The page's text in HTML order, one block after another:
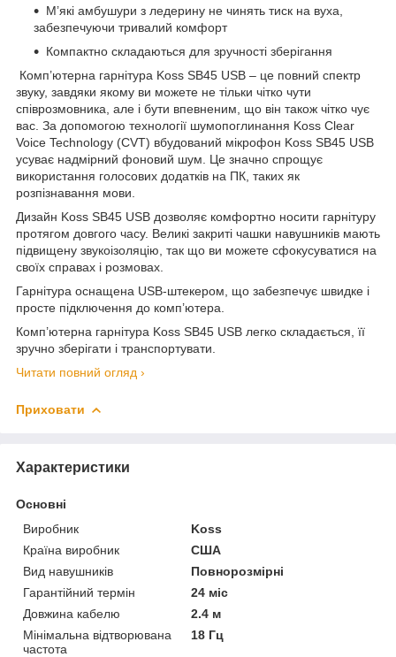
М’які амбушури з ледерину не чинять тиск на вуха,
забезпечуючи тривалий комфорт
Компактно складаються для зручності зберігання
Комп’ютерна гарнітура Koss SB45 USB – це повний спектр
звуку, завдяки якому ви можете не тільки чітко чути
співрозмовника, але і бути впевненим, що він також чітко чує
вас. За допомогою технології шумопоглинання Koss Clear
Voice Technology (CVT) вбудований мікрофон Koss SB45 USB
усуває надмірний фоновий шум. Це значно спрощує
використання голосових додатків на ПК, таких як
розпізнавання мови.
Дизайн Koss SB45 USB дозволяє комфортно носити гарнітуру
протягом довгого часу. Великі закриті чашки навушників мають
підвищену звукоізоляцію, так що ви можете сфокусуватися на
своїх справах і розмовах.
Гарнітура оснащена USB-штекером, що забезпечує швидке і
просте підключення до комп’ютера.
Комп’ютерна гарнітура Koss SB45 USB легко складається, її
зручно зберігати і транспортувати.
Читати повний огляд ›
Приховати
Характеристики
Основні
Виробник
Koss
Країна виробник
США
Вид навушників
Повнорозмірні
Гарантійний термін
24 міс
Довжина кабелю
2.4 м
Мінімальна відтворювана
частота
18 Гц